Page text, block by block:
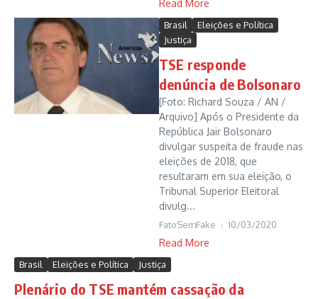
Read More
Brasil
Eleições e Política
Justiça
TSE responde
denúncia de Bolsonaro
[Foto: Richard Souza / AN /
Arquivo] Após o Presidente da
República Jair Bolsonaro
divulgar suspeita de fraude nas
eleições de 2018, que
resultaram em sua eleição, o
Tribunal Superior Eleitoral
divulg...
FatoSemFake 10/03/2020
Read More
Brasil Eleições e Política Justiça
Plenário do TSE mantém cassação da